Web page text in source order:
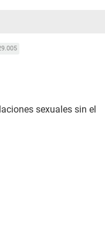
sexuales sin el